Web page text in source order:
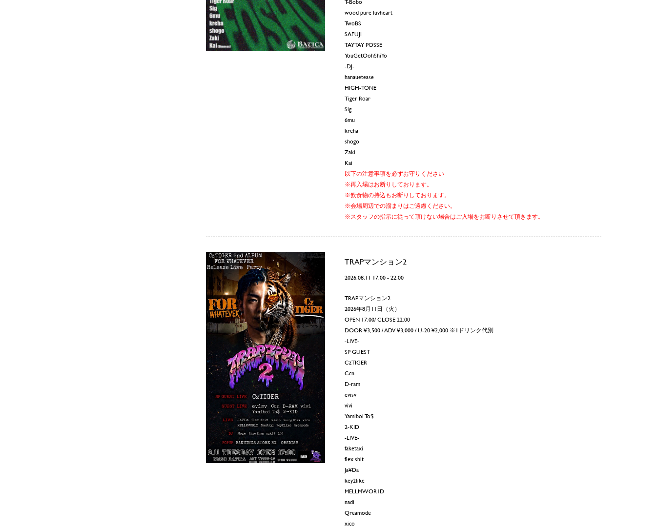
T-Bobo
wood pure luvheart
TwoBS
SAFUJI
TAYTAY POSSE
YouGetOohShiYo
-DJ-
hanauetease
HIGH-TONE
Tiger Roar
Sig
6mu
kreha
shogo
Zaki
Kai
以下の注意事項を必ずお守りください
※再入場はお断りしております。
※飲食物の持込もお断りしております。
※会場周辺での溜まりはご遠慮ください。
※スタッフの指示に従って頂けない場合はご入場をお断りさせて頂きます。
TRAPマンション2
2026.08.11 17:00 - 22:00
TRAPマンション2
2026年8月11日（火）
OPEN 17:00/ CLOSE 22:00
DOOR ¥3,500 / ADV ¥3,000 / U-20 ¥2,000 ※1ドリンク代別
-LIVE-
SP GUEST
CzTIGER
Ccn
D-ram
evisv
vivi
Yamiboi To$
2-KID
-LIVE-
faketaxi
flex shit
Ja¥Da
key2like
MELLMWOR1D
nadi
Qreamode
xico